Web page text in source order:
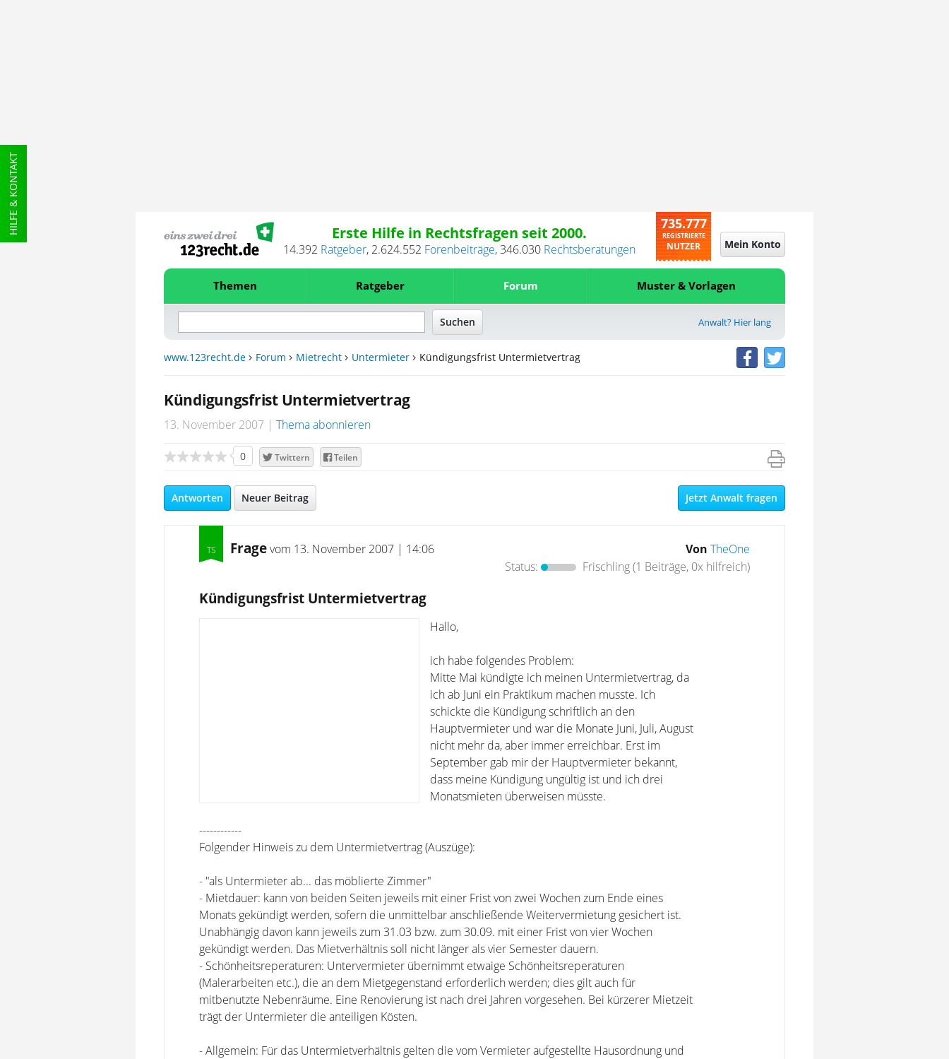
HILFE & KONTAKT Erste Hilfe in Rechtsfragen seit 2000.
14.392 Ratgeber, 2.624.552 Forenbeiträge,346.030 Rechtsberatungen
735.777
REGISTRIERTE
NUTZER Mein Konto
Themen Ratgeber Forum Muster & Vorlagen
Anwalt? Hier lang
www.123recht.de Forum Mietrecht Untermieter Kündigungsfrist Untermietvertrag
Kündigungsfrist Untermietvertrag
13. November 2007 Thema abonnieren
0 Twittern Teilen
Antworten Neuer Beitrag Jetzt Anwalt fragen
Fragevom 13. November 2007 | 14:06 Von TheOne
Status:
Frischling(1 Beiträge, 0x hilfreich)
Kündigungsfrist Untermietvertrag
Hallo,
ich habe folgendes Problem:
Mitte Mai kündigte ich meinen Untermietvertrag, da
ich ab Juni ein Praktikum machen musste. Ich
schickte die Kündigung schriftlich an den
Hauptvermieter und war die Monate Juni, Juli, August
nicht mehr da, aber immer erreichbar. Erst im
September gab mir der Hauptvermieter bekannt,
dass meine Kündigung ungültig ist und ich drei
Monatsmieten überweisen müsste.
------------
Folgender Hinweis zu dem Untermietvertrag (Auszüge):
- "als Untermieter ab... das möblierte Zimmer"
- Mietdauer: kann von beiden Seiten jeweils mit einer Frist von zwei Wochen zum Ende eines
Monats gekündigt werden, sofern die unmittelbar anschließende Weitervermietung gesichert ist.
Unabhängig davon kann jeweils zum 31.03 bzw. zum 30.09. mit einer Frist von vier Wochen
gekündigt werden. Das Mietverhältnis soll nicht länger als vier Semester dauern.
- Schönheitsreperaturen: Untervermieter übernimmt etwaige Schönheitsreperaturen
(Malerarbeiten etc.), die an dem Mietgegenstand erforderlich werden; dies gilt auch für
mitbenutzte Nebenräume. Eine Renovierung ist nach drei Jahren vorgesehen. Bei kürzerer Mietzeit
trägt der Untermieter die anteiligen Kösten.
- Allgemein: Für das Untermietverhältnis gelten die vom Vermieter aufgestellte Hausordnung und